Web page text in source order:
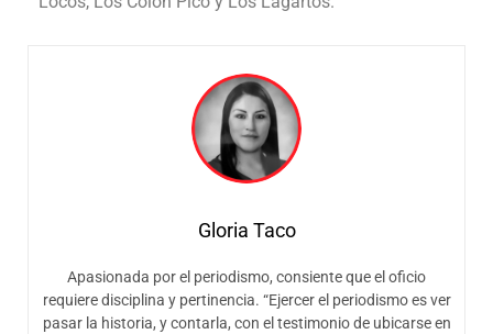
Gloria Taco
Apasionada por el periodismo, consiente que el oficio
requiere disciplina y pertinencia. “Ejercer el periodismo es ver
pasar la historia, y contarla, con el testimonio de ubicarse en